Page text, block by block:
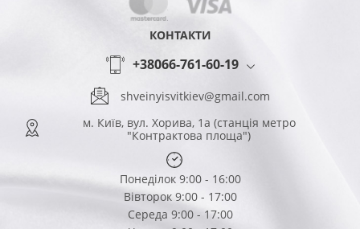
КОНТАКТИ
+38066-761-60-19
shveinyisvitkiev@gmail.com
м. Київ, вул. Хорива, 1а (станція метро
"Контрактова площа")
Понеділок 9:00 - 16:00
Вівторок 9:00 - 17:00
Середа 9:00 - 17:00